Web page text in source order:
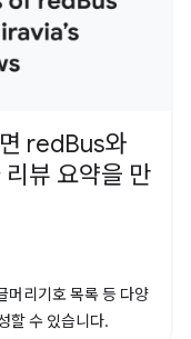
redBus와
뷰 요약을 만
리기호 목록 등 다양
할 수 있습니다.